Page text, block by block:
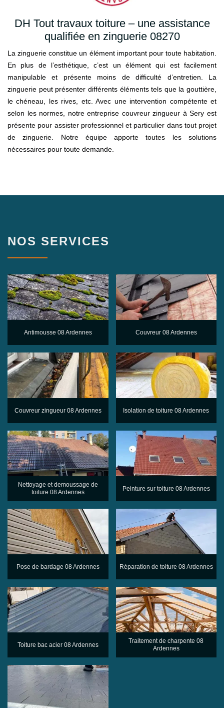
DH Tout travaux toiture – une assistance
qualifiée en zinguerie 08270
La zinguerie constitue un élément important pour toute habitation.
En plus de l’esthétique, c’est un élément qui est facilement
manipulable et présente moins de difficulté d’entretien. La
zinguerie peut présenter différents éléments tels que la gouttière,
le chéneau, les rives, etc. Avec une intervention compétente et
selon les normes, notre entreprise couvreur zingueur à Sery est
présente pour assister professionnel et particulier dans tout projet
de zinguerie. Notre équipe apporte toutes les solutions
nécessaires pour toute demande.
NOS SERVICES
Antimousse 08 Ardennes Couvreur 08 Ardennes
Couvreur zingueur 08 Ardennes Isolation de toiture 08 Ardennes
Nettoyage et demoussage de
toiture 08 Ardennes
Peinture sur toiture 08 Ardennes
Pose de bardage 08 Ardennes Réparation de toiture 08 Ardennes
Toiture bac acier 08 Ardennes
Traitement de charpente 08
Ardennes